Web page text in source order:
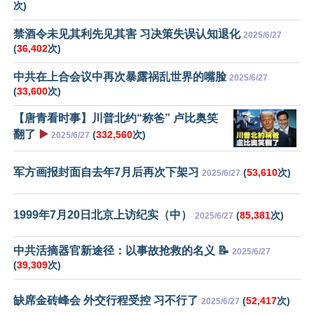
次)
禁酒令未见其利先见其害 习决策失误认知退化 2025/6/27
(36,402次)
中共在上合会议中再次暴露祸乱世界的嘴脸 2025/6/27
(33,600次)
【唐青看时事】川普北约“称爸” 卢比奥笑
翻了 ▶️ 2025/6/27 (332,560次)
军方画报封面自去年7月后再次下架习 2025/6/27 (53,610次)
1999年7月20日北京上访纪实（中） 2025/6/27 (85,381次)
中共活摘器官新途径：以事故抢救的名义 📝 2025/6/27
(39,309次)
缺席金砖峰会 外交行程受控 习不行了 2025/6/27 (52,417次)